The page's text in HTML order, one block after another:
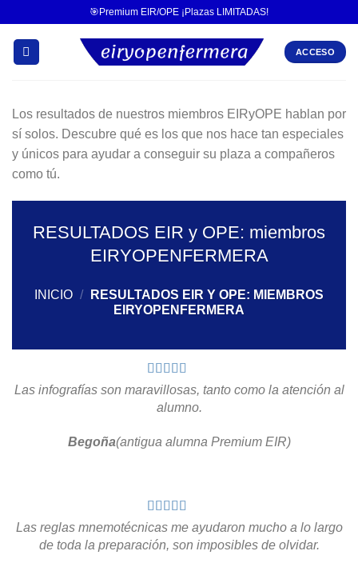
🎯Premium EIR/OPE ¡Plazas LIMITADAS!
ACCESO
Los resultados de nuestros miembros EIRyOPE hablan por
sí solos. Descubre qué es los que nos hace tan especiales
y únicos para ayudar a conseguir su plaza a compañeros
como tú.
RESULTADOS EIR y OPE: miembros
EIRYOPENFERMERA
INICIO /
RESULTADOS EIR Y OPE: MIEMBROS
EIRYOPENFERMERA
Las infografías son maravillosas, tanto como la atención al
alumno.
Begoña(antigua alumna Premium EIR)
Las reglas mnemotécnicas me ayudaron mucho a lo largo
de toda la preparación, son imposibles de olvidar.